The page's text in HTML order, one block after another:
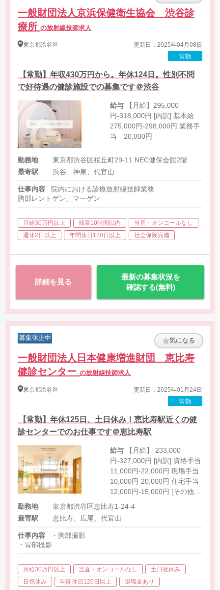
一般財団法人京浜保健衛生協会 渋谷診
療所の放射線技師求人
東京都渋谷区
更新日：2025年04月08日
常勤
【常勤】年収430万円から。年休124日。性別不問
で好待遇の健診施設での募集です＠渋谷
給与
円-318,000円 [内訳] 基本給
275,000円-298,000円 業務手
当 20,000円
勤務地
東京都渋谷区桜丘町29-11 NEC健保会館2階
最寄駅
渋谷、神泉、代官山
仕事内容
院内における診療放射線技師業務
胸部レントゲン、マーゲン
月給30万円以上 残業10時間以内
当直・オンコールなし
週休2日以上
年間休日120日以上 社会保険完備
詳細を見る
最新の募集状況を
確認する(無料)
募集休止中 気になる
一般財団法人日本健康増進財団 恵比寿
健診センターの放射線技師求人
東京都渋谷区
更新日：2025年01月24日
常勤
【常勤】年休125日、土日休み！恵比寿駅近くの健
診センターでのお仕事です＠恵比寿駅
給与
円-327,000円 [内訳] 資格手当
11,000円-22,000円 現場手当
10,000円-20,000円 住宅手当
12,000円-15,000円 [その他手
当] マンモグラフィ手当
15,000円（要認定資格）
勤務地
東京都渋谷区恵比寿1-24-4
最寄駅
恵比寿、広尾、代官山
仕事内容
・胸部撮影
・胃部撮影
・その他健康診断に関わる業務
月給30万円以上 当直・オンコールなし
土日祝休み
日祝休み
年間休日120日以上 退職金あり